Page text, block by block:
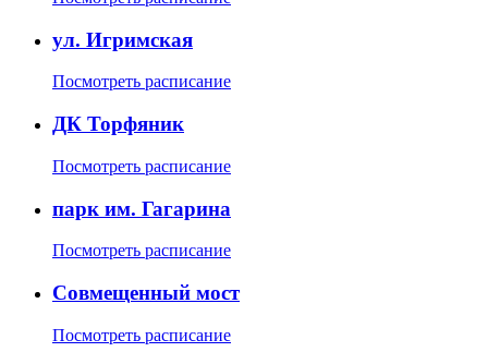
ул. Игримская
Посмотреть расписание
ДК Торфяник
Посмотреть расписание
парк им. Гагарина
Посмотреть расписание
Совмещенный мост
Посмотреть расписание